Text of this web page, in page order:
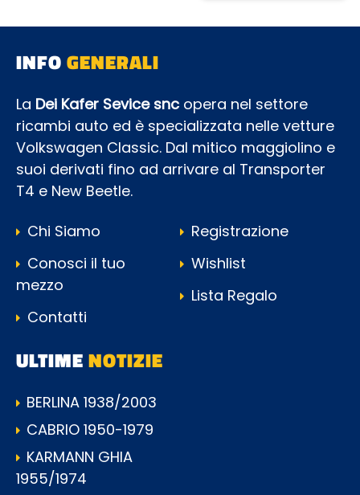
INFOGENERALI
La Dei Kafer Sevice snc opera nel settore
ricambi auto ed è specializzata nelle vetture
Volkswagen Classic. Dal mitico maggiolino e
suoi derivati fino ad arrivare al Transporter
T4 e New Beetle.
Chi Siamo
Conosci il tuo
mezzo
Contatti
Registrazione
Wishlist
Lista Regalo
ULTIMENOTIZIE
BERLINA 1938/2003
CABRIO 1950-1979
KARMANN GHIA
1955/1974